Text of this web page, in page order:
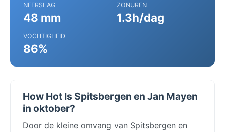
NEERSLAG
48 mm
ZONUREN
1.3h/dag
VOCHTIGHEID
86%
How Hot Is Spitsbergen en Jan Mayen
in oktober?
Door de kleine omvang van Spitsbergen en